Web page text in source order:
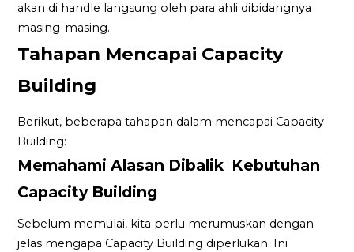
akan di handle langsung oleh para ahli dibidangnya
masing-masing.
Tahapan Mencapai Capacity
Building
Berikut, beberapa tahapan dalam mencapai Capacity
Building:
Memahami Alasan Dibalik Kebutuhan
Capacity Building
Sebelum memulai, kita perlu merumuskan dengan
jelas mengapa Capacity Building diperlukan. Ini